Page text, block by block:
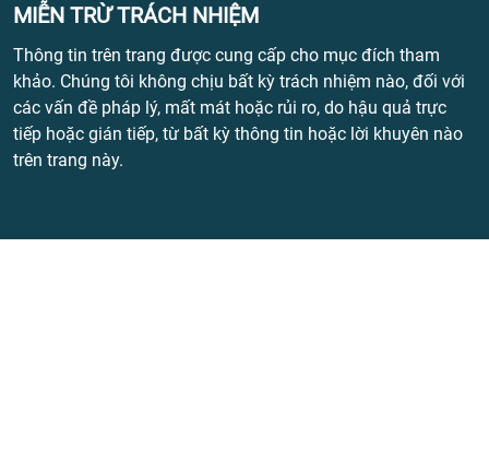
MIỄN TRỪ TRÁCH NHIỆM
Thông tin trên trang được cung cấp cho mục đích tham
khảo. Chúng tôi không chịu bất kỳ trách nhiệm nào, đối với
các vấn đề pháp lý, mất mát hoặc rủi ro, do hậu quả trực
tiếp hoặc gián tiếp, từ bất kỳ thông tin hoặc lời khuyên nào
trên trang này.